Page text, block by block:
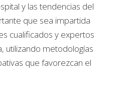
y las tendencias del
que sea impartida
cualificados y expertos
utilizando metodologías
que favorezcan el